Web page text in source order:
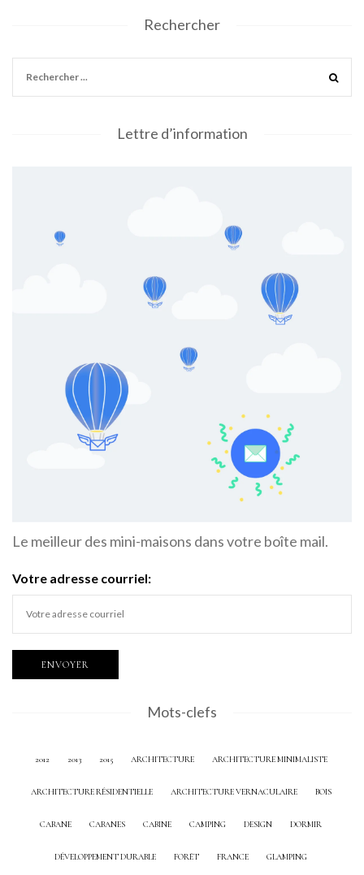
Rechercher
Lettre d’information
Le meilleur des mini-maisons dans votre boîte mail.
Votre adresse courriel:
Mots-clefs
2012 2013 2015 ARCHITECTURE ARCHITECTURE MINIMALISTE
ARCHITECTURE RÉSIDENTIELLE ARCHITECTURE VERNACULAIRE BOIS
CABANE CABANES CABINE CAMPING DESIGN DORMIR
DÉVELOPPEMENT DURABLE FORÊT FRANCE GLAMPING